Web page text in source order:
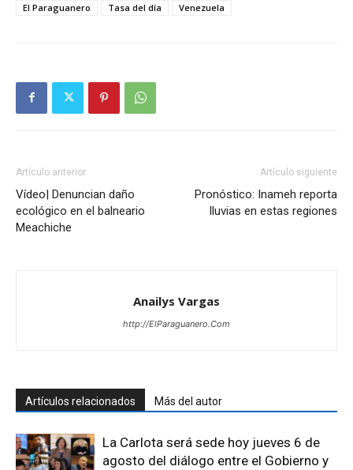
El Paraguanero
Tasa del día Venezuela
Artículo anterior
Vídeo| Denuncian daño
ecológico en el balneario
Meachiche
Artículo siguiente
Pronóstico: Inameh reporta
lluvias en estas regiones
Anailys Vargas
http://ElParaguanero.Com
Artículos relacionados Más del autor
La Carlota será sede hoy jueves 6 de
agosto del diálogo entre el Gobierno y